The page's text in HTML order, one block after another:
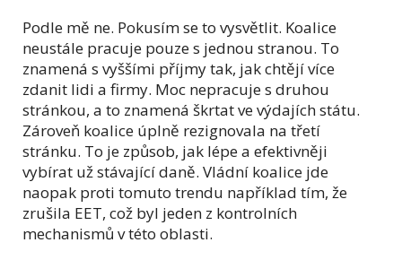
Podle mě ne. Pokusím se to vysvětlit. Koalice
neustále pracuje pouze s jednou stranou. To
znamená s vyššími příjmy tak, jak chtějí více
zdanit lidi a firmy. Moc nepracuje s druhou
stránkou, a to znamená škrtat ve výdajích státu.
Zároveň koalice úplně rezignovala na třetí
stránku. To je způsob, jak lépe a efektivněji
vybírat už stávající daně. Vládní koalice jde
naopak proti tomuto trendu například tím, že
zrušila EET, což byl jeden z kontrolních
mechanismů v této oblasti.